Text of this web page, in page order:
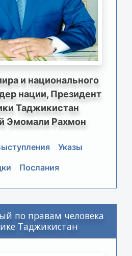
и национального
нации, Президент
Таджикистан
Эмомали Рахмон
Указы
Послания
по правам человека
Таджикистан